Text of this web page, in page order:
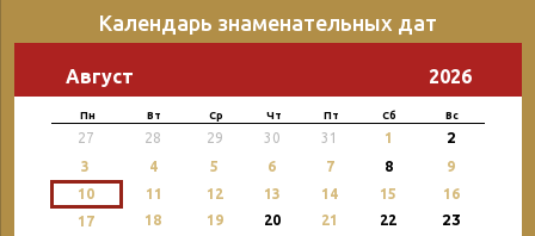
Календарь знаменательных дат
Август 2026
Пн Вт Ср Чт Пт Сб Вс
27 28 29 30 31 1 2
3 4 5 6 7 8
9
10
11 12 13 14 15
16
17
18 19 20 21 22 23